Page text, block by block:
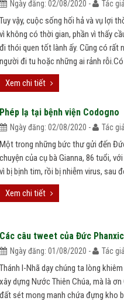
Ngày đăng: 02/08/2020 - Tác
Tuy vậy, cuộc sống hối hả và vụ lợi
vì không có thời gian, phần vì thấy
đi thói quen tốt lành ấy. Cũng có rất
người đi tu hoặc những ai rảnh
Xem chi tiết
Phép lạ tại bệnh viện Codogno
Ngày đăng: 02/08/2020 - Tác
Một trong những bức thư gửi đến
chuyện của cụ bà Gianna, 86 tuổi,
vì bị bịnh tim, rồi bị nhiễm virus, sau
Xem chi tiết
Các câu tweet của Đức
Ngày đăng: 01/08/2020 - Tác
Thánh I-Nhã dạy chúng ta lòng
xây dựng Nước Thiên Chúa, mà là
đất sét mong manh chứa đựng kho